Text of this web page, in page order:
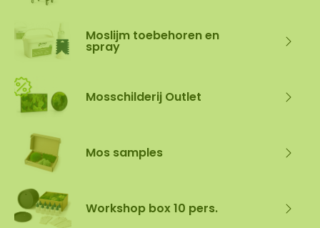
Moslijm toebehoren en
spray
Mosschilderij Outlet
Mos samples
Workshop box 10 pers.